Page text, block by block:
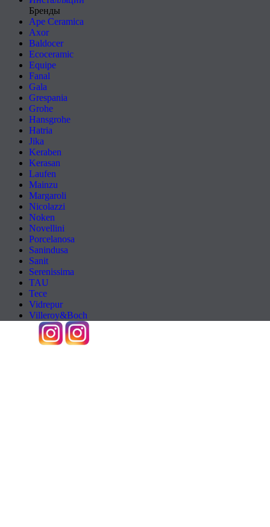
Бренды
Ape Ceramica
Axor
Baldocer
Ecoceramic
Equipe
Fanal
Gala
Grespania
Grohe
Hansgrohe
Hatria
Jika
Keraben
Kerasan
Laufen
Mainzu
Margaroli
Nicolazzi
Noken
Novellini
Porcelanosa
Sanindusa
Sanit
Serenissima
TAU
Tece
Vidrepur
Villeroy&Boch